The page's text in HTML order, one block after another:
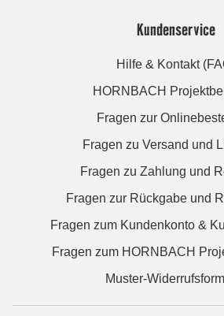
Kundenservice
Hilfe & Kontakt
HORNBACH
Fragen zur
Fragen zu Versand und
Fragen zu Zahlung und
Fragen zur Rückgabe und
Fragen zum Kundenkonto &
Fragen zum HORNBACH
Muster-